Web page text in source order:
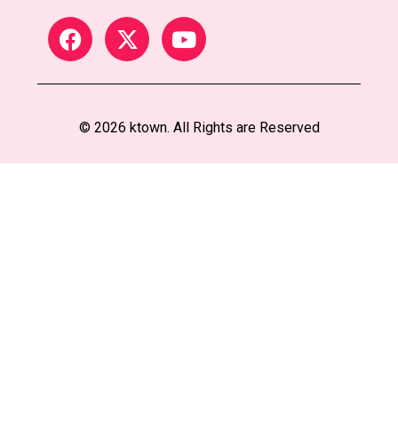
© 2026 ktown. All Rights are Reserved